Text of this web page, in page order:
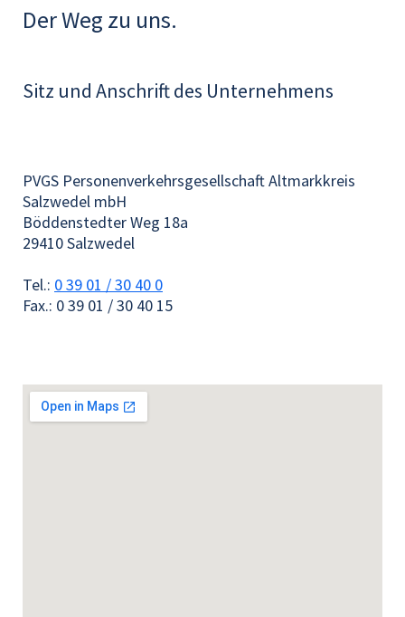
Der Weg zu uns.
Sitz und Anschrift des Unternehmens
PVGS Personenverkehrsgesellschaft Altmarkkreis
Salzwedel mbH
Böddenstedter Weg 18a
29410 Salzwedel
Tel.: 0 39 01 / 30 40 0
Fax.: 0 39 01 / 30 40 15